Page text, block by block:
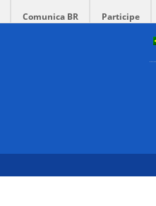
Comunica BR Participe